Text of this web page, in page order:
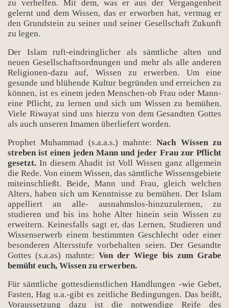
zu verhelfen. Mit dem, was er aus der Vergangenheit
gelernt und dem Wissen, das er erworben hat, vermag er
den Grundstein zu seiner und seiner Gesellschaft Zukunft
zu legen.
Der Islam ruft-eindringlicher als sämtliche alten und
neuen Gesellschaftsordnungen und mehr als alle anderen
Religionen-dazu auf, Wissen zu erwerben. Um eine
gesunde und blühende Kultur begründen und erreichen zu
können, ist es einem jeden Menschen-ob Frau oder Mann-
eine Pflicht, zu lernen und sich um Wissen zu bemühen.
Viele Riwayat sind uns hierzu von dem Gesandten Gottes
als auch unseren Imamen überliefert worden.
Prophet Muhammad (s.a.a.s.) mahnte:Nach Wissen zu
streben ist einen jeden Mann und jeder Frau zur Pflicht
gesetzt.In diesem Ahadit ist Voll Wissen ganz allgemein
die Rede. Von einem Wissen, das sämtliche Wissensgebiete
miteinschließt. Beide, Mann und Frau, gleich welchen
Alters, haben sich um Kenntnisse zu bemühen. Der Islam
appelliert an alle- ausnahmslos-hinzuzulernen, zu
studieren und bis ins hohe Alter hinein sein Wissen zu
erweitern. Keinesfalls sagt er, das Lernen, Studieren und
Wissenserwerb einem bestimmten Geschlecht oder einer
besonderen Altersstufe vorbehalten seien. Der Gesandte
Gottes (s.a.as) mahnte: Von der Wiege bis zum Grabe
bemüht euch, Wissen zu erwerben.
Für sämtliche gottesdienstlichen Handlungen -wie Gebet,
Fasten, Hag u.a.-gibt es zeitliche Bedingungen. Das heißt,
Voraussetzung dazu ist die notwendige Reife des